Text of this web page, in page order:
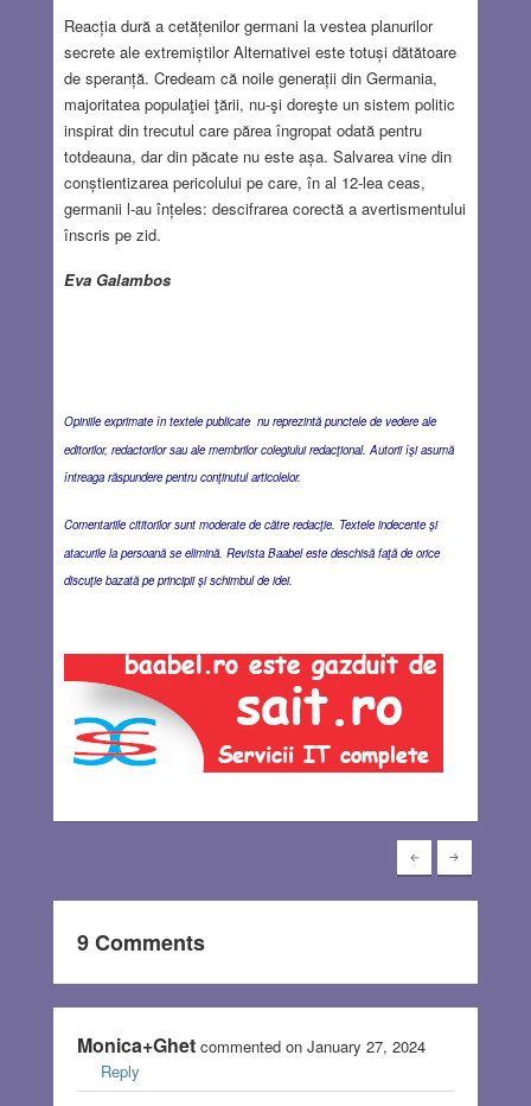
Reacția dură a cetățenilor germani la vestea planurilor
secrete ale extremiștilor Alternativei este totuși dătătoare
de speranță. Credeam că noile generații din Germania,
majoritatea populaţiei ţării, nu-şi doreşte un sistem politic
inspirat din trecutul care părea îngropat odată pentru
totdeauna, dar din păcate nu este așa. Salvarea vine din
conștientizarea pericolului pe care, în al 12-lea ceas,
germanii l-au înțeles: descifrarea corectă a avertismentului
înscris pe zid.
Eva Galambos
Opiniile exprimate în textele publicate nu reprezintă punctele de vedere ale
editorilor, redactorilor sau ale membrilor colegiului redacţional. Autorii îşi asumă
întreaga răspundere pentru conţinutul articolelor.
Comentariile cititorilor sunt moderate de către redacţie. Textele indecente şi
atacurile la persoană se elimină. Revista Baabel este deschisă faţă de orice
discuţie bazată pe principii şi schimbul de idei.
9 Comments
Monica+Ghetcommented on January 27, 2024
Reply